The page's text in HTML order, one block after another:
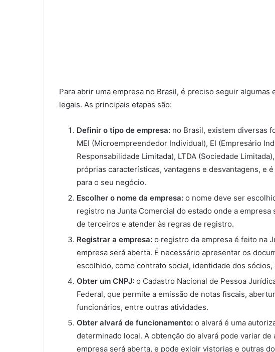
Para abrir uma empresa no Brasil, é preciso seguir algumas
legais. As principais etapas são:
Definir o tipo de empresa: no Brasil, existem diversas
MEI (Microempreendedor Individual), EI (Empresário
Responsabilidade Limitada), LTDA (Sociedade
próprias características, vantagens e desvantagens, e
para o seu negócio.
Escolher o nome da empresa: o nome deve ser
registro na Junta Comercial do estado onde a
de terceiros e atender às regras de registro.
Registrar a empresa: o registro da empresa é feito na
empresa será aberta. É necessário apresentar os
escolhido, como contrato social, identidade dos
Obter um CNPJ: o Cadastro Nacional de Pessoa
Federal, que permite a emissão de notas fiscais,
funcionários, entre outras atividades.
Obter alvará de funcionamento: o alvará é uma
determinado local. A obtenção do alvará pode variar
empresa será aberta, e pode exigir vistorias e outras